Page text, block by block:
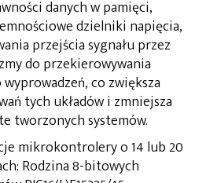
danych w pamięci,
dzielniki napięcia,
przejścia sygnału przez
do przekierowywania
co zwiększa
tych układów i zmniejsza
tworzonych systemów.
mikrokontrolery o 14 lub 20
Rodzina 8-bitowych